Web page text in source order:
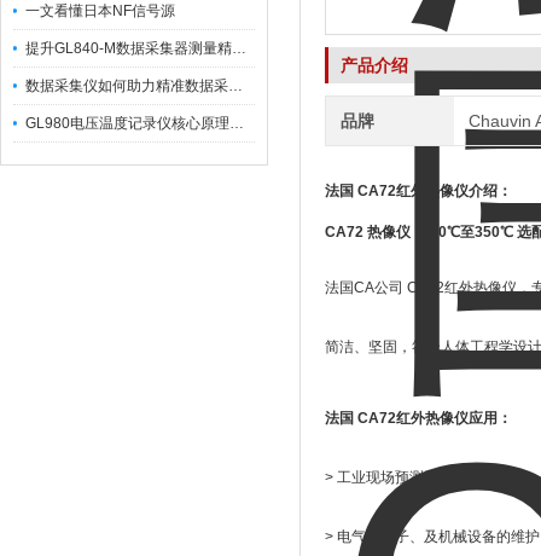
一文看懂日本NF信号源
提升GL840-M数据采集器测量精度的操作秘籍
数据采集仪如何助力精准数据采集与分析？​
GL980电压温度记录仪核心原理及行业应用
产品介绍
品牌 Chauvin
法国 CA72红外热像仪介绍：
CA72 热像仪（-20℃至350℃ 选
法国CA公司 CA72红外热像仪，
简洁、坚固，符合人体工程学设
法国 CA72红外热像仪应用：
> 工业现场预测性及预防性维护
> 电气、电子、及机械设备的维